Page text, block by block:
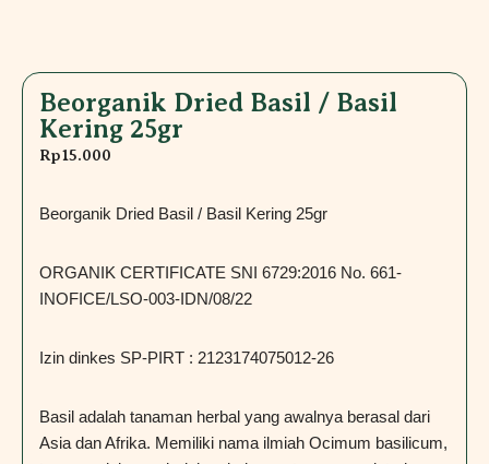
Beorganik Dried Basil / Basil
Kering 25gr
Rp15.000
Beorganik Dried Basil / Basil Kering 25gr
ORGANIK CERTIFICATE SNI 6729:2016 No. 661-
INOFICE/LSO-003-IDN/08/22
Izin dinkes SP-PIRT : 2123174075012-26
Basil adalah tanaman herbal yang awalnya berasal dari
Asia dan Afrika. Memiliki nama ilmiah Ocimum basilicum,